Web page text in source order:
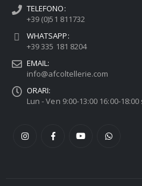
TELEFONO:
+39 (0)51 811732
WHATSAPP:
+39 335 181 8204
EMAIL:
info@afcoltellerie.com
ORARI:
Lun - Ven 9:00-13:00 16:00-